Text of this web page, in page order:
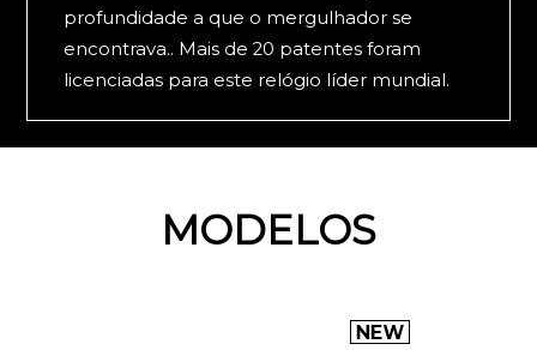
profundidade a que o mergulhador se
encontrava.. Mais de 20 patentes foram
licenciadas para este relógio líder mundial.
MODELOS